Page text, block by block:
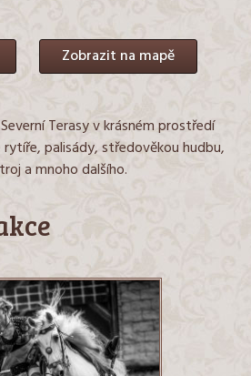
Zobrazit na mapě
Terasy v krásném prostředí
palisády, středověkou hudbu,
a mnoho dalšího.